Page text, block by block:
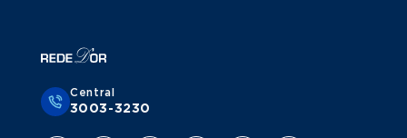
Central
3003-3230